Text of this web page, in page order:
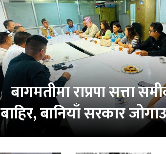
बागमतीमा राप्रपा सत्ता
बाहिर, बानियाँ सरकार